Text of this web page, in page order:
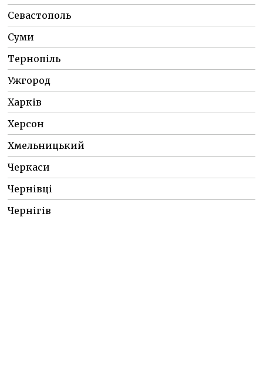
Севастополь
Суми
Тернопіль
Ужгород
Харків
Херсон
Хмельницький
Черкаси
Чернівці
Чернігів